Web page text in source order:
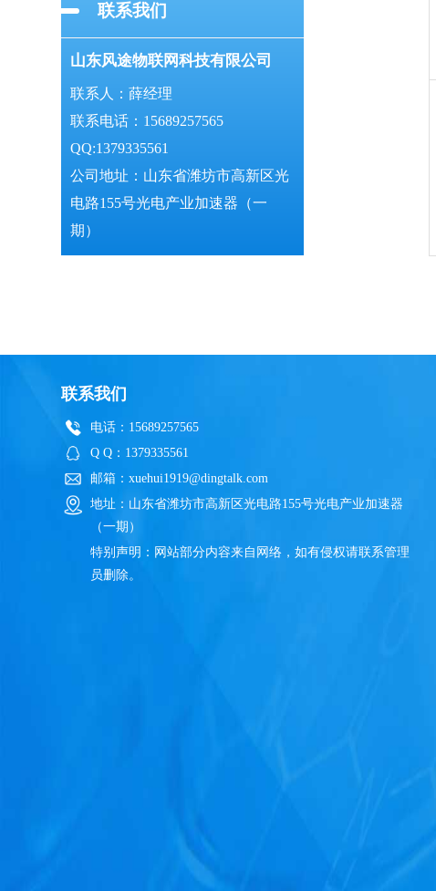
联系我们
山东风途物联网科技有限公司
联系人：薛经理
联系电话：15689257565
QQ:1379335561
公司地址：山东省潍坊市高新区光
电路155号光电产业加速器（一
期）
联系我们
电话：15689257565
Q Q：1379335561
邮箱：xuehui1919@dingtalk.com
地址：山东省潍坊市高新区光电路155号光电产业加速器
（一期）
特别声明：网站部分内容来自网络，如有侵权请联系管理
员删除。